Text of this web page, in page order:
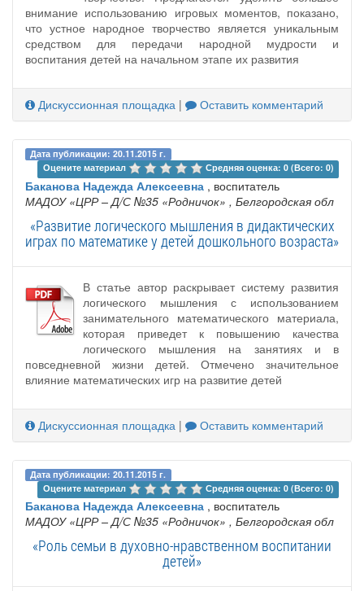
внимание использованию игровых моментов, показано,
что устное народное творчество является уникальным
средством для передачи народной мудрости и
воспитания детей на начальном этапе их развития
Дискуссионная площадка | Оставить комментарий
Дата публикации: 20.11.2015 г.
Оцените материал
Средняя оценка: 0 (Всего: 0)
Баканова Надежда Алексеевна , воспитатель
МАДОУ «ЦРР – Д/С №35 «Родничок» , Белгородская обл
«Развитие логического мышления в дидактических
играх по математике у детей дошкольного возраста»
В статье автор раскрывает систему развития
логического мышления с использованием
занимательного математического материала,
которая приведет к повышению качества
логического мышления на занятиях и в
повседневной жизни детей. Отмечено значительное
влияние математических игр на развитие детей
Дискуссионная площадка | Оставить комментарий
Дата публикации: 20.11.2015 г.
Оцените материал
Средняя оценка: 0 (Всего: 0)
Баканова Надежда Алексеевна , воспитатель
МАДОУ «ЦРР – Д/С №35 «Родничок» , Белгородская обл
«Роль семьи в духовно-нравственном воспитании
детей»